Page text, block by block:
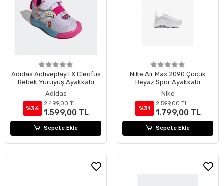
Adidas Activeplay I X Cleofus
Bebek Yürüyüş Ayakkabı
FW8395
Adidas
%36
2.499,00 TL
1.599,00 TL
Sepete Ekle
Nike Air Max 2090 Çocuk
Beyaz Spor Ayakkabı
Cu2092-100
Nike
%31
2.599,00 TL
1.799,00 TL
Sepete Ekle